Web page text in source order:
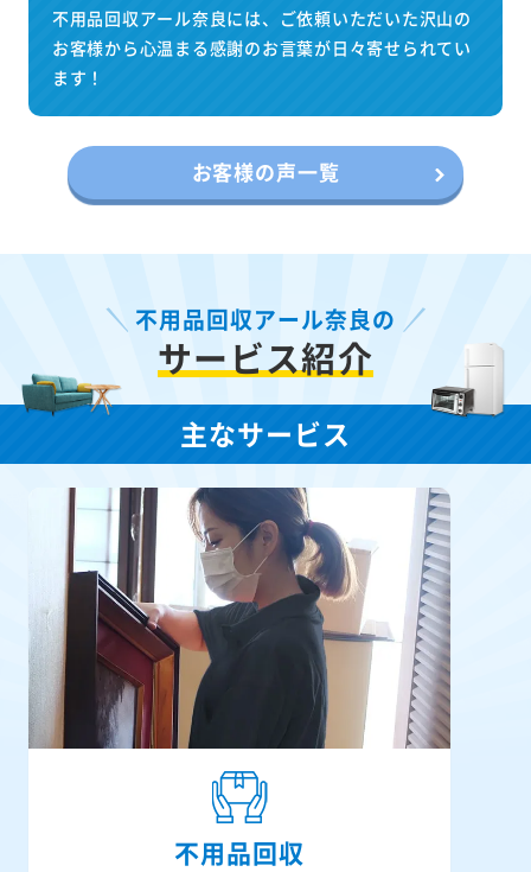
不用品回収アール奈良には、ご依頼いただいた沢山の
お客様から心温まる感謝のお言葉が日々寄せられてい
ます！
お客様の声一覧
不用品回収アール奈良の
サービス紹介
主なサービス
不用品回収